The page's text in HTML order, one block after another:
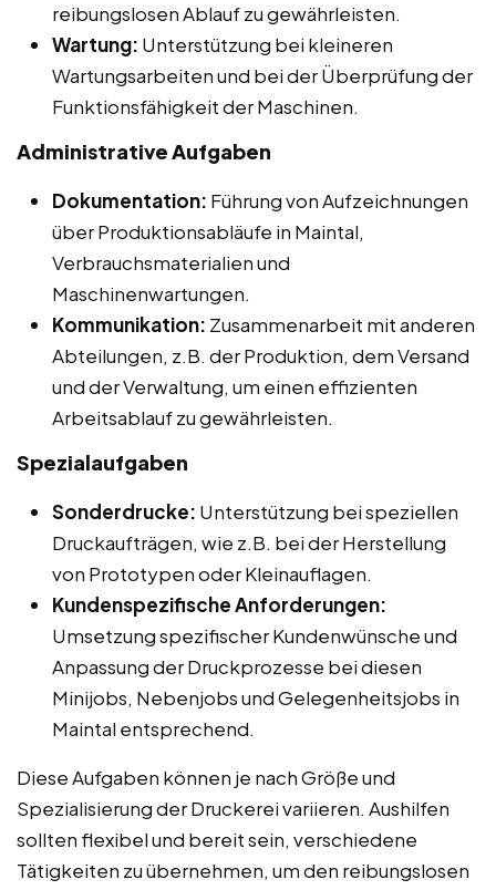
reibungslosen Ablauf zu gewährleisten.
Wartung: Unterstützung bei kleineren
Wartungsarbeiten und bei der Überprüfung der
Funktionsfähigkeit der Maschinen.
Administrative Aufgaben
Dokumentation: Führung von Aufzeichnungen
über Produktionsabläufe in Maintal,
Verbrauchsmaterialien und
Maschinenwartungen.
Kommunikation: Zusammenarbeit mit anderen
Abteilungen, z.B. der Produktion, dem Versand
und der Verwaltung, um einen effizienten
Arbeitsablauf zu gewährleisten.
Spezialaufgaben
Sonderdrucke: Unterstützung bei speziellen
Druckaufträgen, wie z.B. bei der Herstellung
von Prototypen oder Kleinauflagen.
Kundenspezifische Anforderungen:
Umsetzung spezifischer Kundenwünsche und
Anpassung der Druckprozesse bei diesen
Minijobs, Nebenjobs und Gelegenheitsjobs in
Maintal entsprechend.
Diese Aufgaben können je nach Größe und
Spezialisierung der Druckerei variieren. Aushilfen
sollten flexibel und bereit sein, verschiedene
Tätigkeiten zu übernehmen, um den reibungslosen